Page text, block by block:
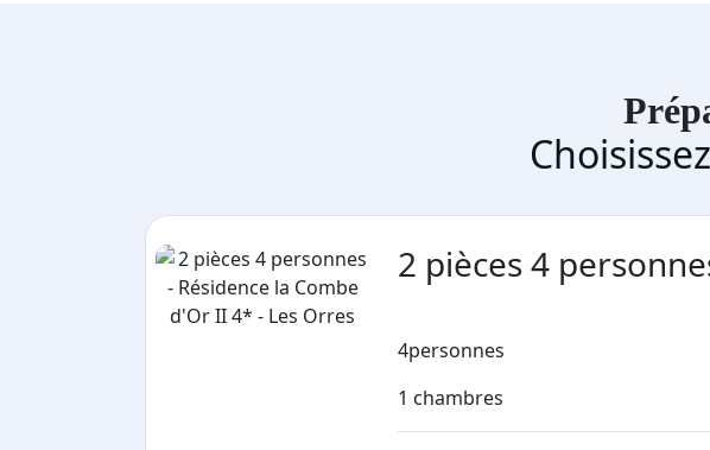
2 pièces 4
4personnes
1 chambres